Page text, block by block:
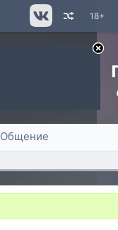
18+
Общение